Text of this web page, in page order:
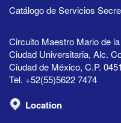
Catálogo de Servicios
Circuito Maestro Mario de
Ciudad Universitaria, Alc.
Ciudad de México, C.P.
Tel. +52(55)5622 7474
Location